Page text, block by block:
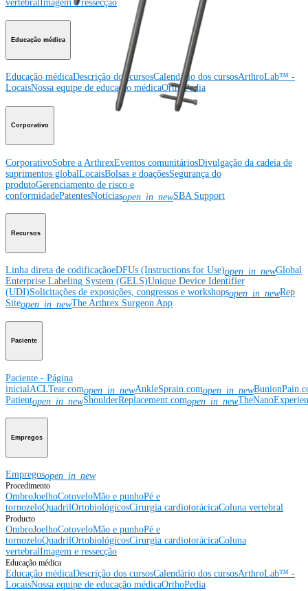
vertebralImagem e ressecção
Educação médica
Educação médicaDescrição dos cursosCalendário dos cursosArthroLab™ -
LocaisNossa equipe de educação médicaOrthoPedia
Corporativo
CorporativoSobre a ArthrexEventos comunitáriosDivulgação da cadeia de
suprimentos globalLocaisBolsas e doaçõesSegurança do
produtoGerenciamento de risco e
conformidadePatentesNotíciasopen_in_newSBA Support
Recursos
Linha direta de codificaçãoeDFUs (Instructions for Use)open_in_newGlobal
Enterprise Labeling System (GELS)Unique Device Identifier
(UDI)Solicitações de exposições, congressos e workshopsopen_in_newRep
Siteopen_in_newThe Arthrex Surgeon App
Paciente
Paciente - Página
inicialACLTear.comopen_in_newAnkleSprain.comopen_in_new
Patientopen_in_newShoulderReplacement.comopen_in_new
Empregos
Empregosopen_in_new
Procedimento
OmbroJoelhoCotoveloMão e punhoPé e
tornozeloQuadrilOrtobiológicosCirurgia cardiotorácicaColuna vertebral
Producto
OmbroJoelhoCotoveloMão e punhoPé e
tornozeloQuadrilOrtobiológicosCirurgia cardiotorácicaColuna
vertebralImagem e ressecção
Educação médica
Educação médicaDescrição dos cursosCalendário dos cursosArthroLab™ -
LocaisNossa equipe de educação médicaOrthoPedia